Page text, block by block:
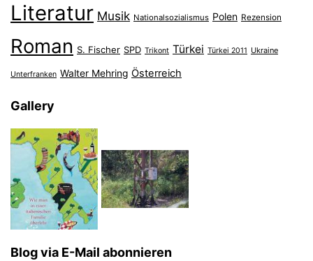
Literatur Musik Nationalsozialismus Polen Rezension
Roman S. Fischer SPD Trikont Türkei Türkei 2011 Ukraine
Unterfranken Walter Mehring Österreich
Gallery
Blog via E-Mail abonnieren